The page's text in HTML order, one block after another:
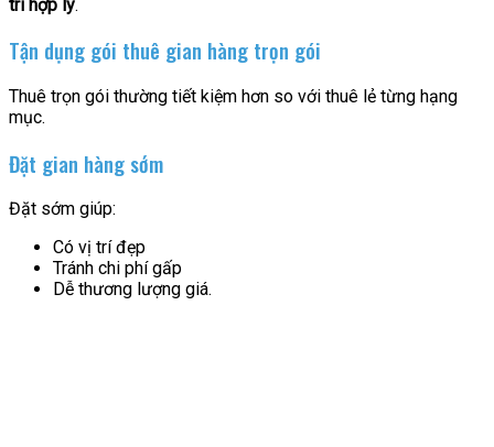
trí hợp lý.
Tận dụng gói thuê gian hàng trọn gói
Thuê trọn gói thường tiết kiệm hơn so với thuê lẻ từng hạng
mục.
Đặt gian hàng sớm
Đặt sớm giúp:
Có vị trí đẹp
Tránh chi phí gấp
Dễ thương lượng giá.